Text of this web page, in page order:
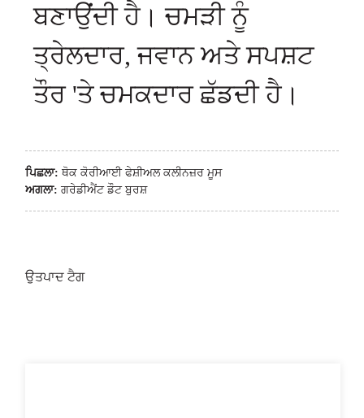
ਬਣਾਉਂਦੀ ਹੈ। ਚਮੜੀ ਨੂੰ
ਤ੍ਰੇਲਦਾਰ, ਜਵਾਨ ਅਤੇ ਸਪਸ਼ਟ
ਤੌਰ 'ਤੇ ਚਮਕਦਾਰ ਛੱਡਦੀ ਹੈ।
ਪਿਛਲਾ: ਥੋਕ ਕੋਰੀਆਈ ਫੇਸ਼ੀਅਲ ਕਲੀਨਜ਼ਰ ਮੂਸ
ਅਗਲਾ: ਗਰੇਡੀਐਂਟ ਡੌਟ ਬੁਰਸ਼
ਉਤਪਾਦ ਟੈਗ